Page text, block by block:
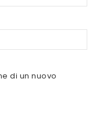
di un nuovo